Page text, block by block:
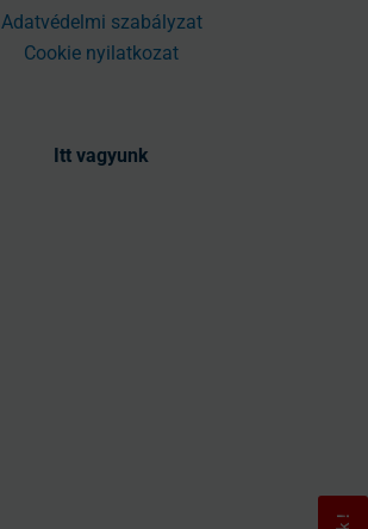
Adatvédelmi szabályzat
Cookie nyilatkozat
Itt vagyunk